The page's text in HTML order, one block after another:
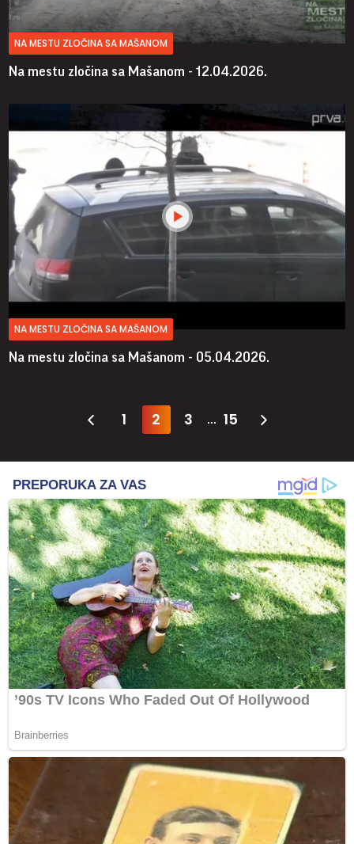
NA MESTU ZLOČINA SA MAŠANOM
Na mestu zločina sa Mašanom - 12.04.2026.
NA MESTU ZLOČINA SA MAŠANOM
Na mestu zločina sa Mašanom - 05.04.2026.
1 2 3 ... 15